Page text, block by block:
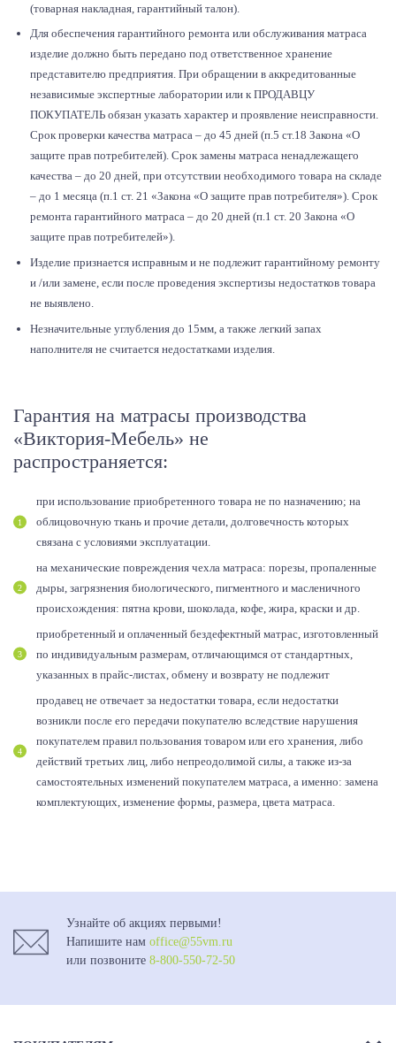
(товарная накладная, гарантийный талон).
Для обеспечения гарантийного ремонта или обслуживания матраса
изделие должно быть передано под ответственное хранение
представителю предприятия. При обращении в аккредитованные
независимые экспертные лаборатории или к ПРОДАВЦУ
ПОКУПАТЕЛЬ обязан указать характер и проявление неисправности.
Срок проверки качества матраса – до 45 дней (п.5 ст.18 Закона «О
защите прав потребителей). Срок замены матраса ненадлежащего
качества – до 20 дней, при отсутствии необходимого товара на складе
– до 1 месяца (п.1 ст. 21 «Закона «О защите прав потребителя»). Срок
ремонта гарантийного матраса – до 20 дней (п.1 ст. 20 Закона «О
защите прав потребителей»).
Изделие признается исправным и не подлежит гарантийному ремонту
и /или замене, если после проведения экспертизы недостатков товара
не выявлено.
Незначительные углубления до 15мм, а также легкий запах
наполнителя не считается недостатками изделия.
Гарантия на матрасы производства
«Виктория-Мебель» не
распространяется:
при использование приобретенного товара не по назначению; на
облицовочную ткань и прочие детали, долговечность которых
связана с условиями эксплуатации.
на механические повреждения чехла матраса: порезы, пропаленные
дыры, загрязнения биологического, пигментного и масленичного
происхождения: пятна крови, шоколада, кофе, жира, краски и др.
приобретенный и оплаченный бездефектный матрас, изготовленный
по индивидуальным размерам, отличающимся от стандартных,
указанных в прайс-листах, обмену и возврату не подлежит
продавец не отвечает за недостатки товара, если недостатки
возникли после его передачи покупателю вследствие нарушения
покупателем правил пользования товаром или его хранения, либо
действий третьих лиц, либо непреодолимой силы, а также из-за
самостоятельных изменений покупателем матраса, а именно: замена
комплектующих, изменение формы, размера, цвета матраса.
Узнайте об акциях первыми!
Напишите нам office@55vm.ru
или позвоните 8-800-550-72-50